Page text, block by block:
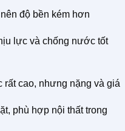
độ bền kém hơn
lực và chống nước tốt
cao, nhưng nặng và giá
phù hợp nội thất trong